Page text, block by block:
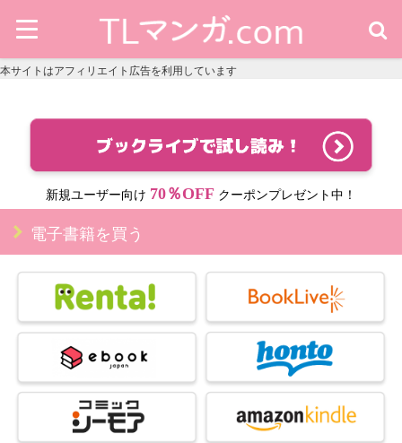
本サイトはアフィリエイト広告を利用しています
新規ユーザー向け 70％OFF クーポンプレゼント中！
電子書籍を買う